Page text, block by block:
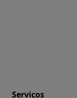
Serviços